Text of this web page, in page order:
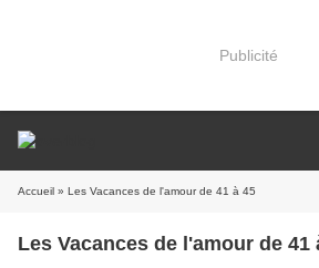
Publicité
Accueil » Les Vacances de l'amour de 41 à 45
Les Vacances de l'amour de 41